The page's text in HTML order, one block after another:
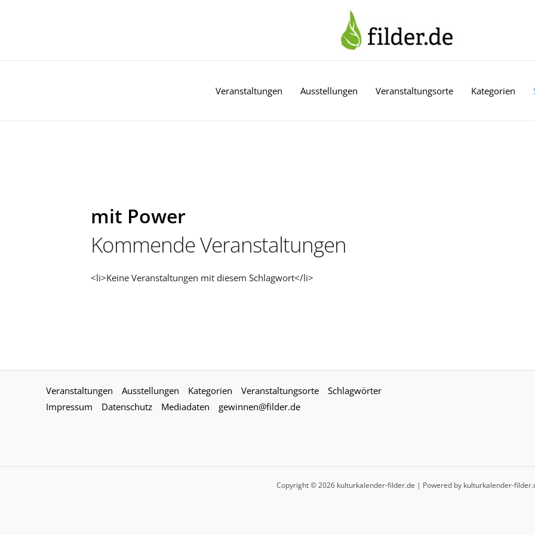
Veranstaltungen Ausstellungen Veranstaltungsorte Kategorien
mit Power
Kommende Veranstaltungen
<li>Keine Veranstaltungen mit diesem Schlagwort</li>
Veranstaltungen Ausstellungen Kategorien Veranstaltungsorte
Schlagwörter
Impressum
Datenschutz Mediadaten gewinnen@filder.de
Copyright © 2026 kulturkalender-filder.de | Powered by kulturkalender-